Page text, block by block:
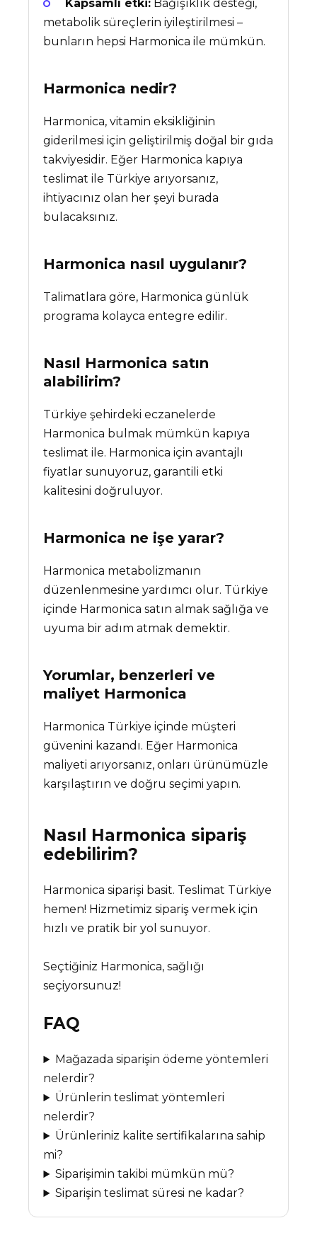
Kapsamlı etki: Bağışıklık desteği,
metabolik süreçlerin iyileştirilmesi –
bunların hepsi Harmonica ile mümkün.
Harmonica nedir?
Harmonica, vitamin eksikliğinin
giderilmesi için geliştirilmiş doğal bir gıda
takviyesidir. Eğer Harmonica kapıya
teslimat ile Türkiye arıyorsanız,
ihtiyacınız olan her şeyi burada
bulacaksınız.
Harmonica nasıl uygulanır?
Talimatlara göre, Harmonica günlük
programa kolayca entegre edilir.
Nasıl Harmonica satın
alabilirim?
Türkiye şehirdeki eczanelerde
Harmonica bulmak mümkün kapıya
teslimat ile. Harmonica için avantajlı
fiyatlar sunuyoruz, garantili etki
kalitesini doğruluyor.
Harmonica ne işe yarar?
Harmonica metabolizmanın
düzenlenmesine yardımcı olur. Türkiye
içinde Harmonica satın almak sağlığa ve
uyuma bir adım atmak demektir.
Yorumlar, benzerleri ve
maliyet Harmonica
Harmonica Türkiye içinde müşteri
güvenini kazandı. Eğer Harmonica
maliyeti arıyorsanız, onları ürünümüzle
karşılaştırın ve doğru seçimi yapın.
Nasıl Harmonica sipariş
edebilirim?
Harmonica siparişi basit. Teslimat Türkiye
hemen! Hizmetimiz sipariş vermek için
hızlı ve pratik bir yol sunuyor.
Seçtiğiniz Harmonica, sağlığı
seçiyorsunuz!
FAQ
Mağazada siparişin ödeme yöntemleri
nelerdir?
Ürünlerin teslimat yöntemleri
nelerdir?
Ürünleriniz kalite sertifikalarına sahip
mi?
Siparişimin takibi mümkün mü?
Siparişin teslimat süresi ne kadar?